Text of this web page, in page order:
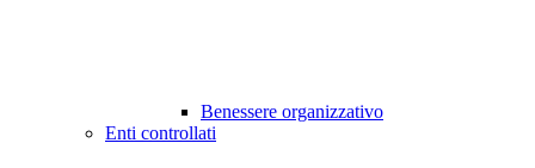
Benessere organizzativo
Enti controllati